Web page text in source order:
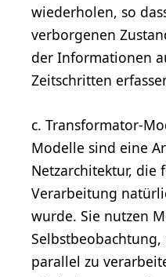
wiederholen, so
verborgenen
der Informationen
Zeitschritten
c. Transformator-
Modelle sind eine
Netzarchitektur, die
Verarbeitung
wurde. Sie nutzen
parallel zu